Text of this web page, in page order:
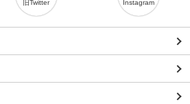
旧Twitter Instagram